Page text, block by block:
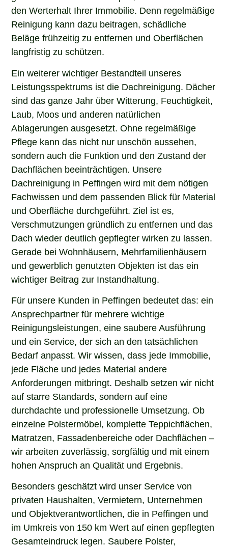
den Werterhalt Ihrer Immobilie. Denn regelmäßige
Reinigung kann dazu beitragen, schädliche
Beläge frühzeitig zu entfernen und Oberflächen
langfristig zu schützen.
Ein weiterer wichtiger Bestandteil unseres
Leistungsspektrums ist die Dachreinigung. Dächer
sind das ganze Jahr über Witterung, Feuchtigkeit,
Laub, Moos und anderen natürlichen
Ablagerungen ausgesetzt. Ohne regelmäßige
Pflege kann das nicht nur unschön aussehen,
sondern auch die Funktion und den Zustand der
Dachflächen beeinträchtigen. Unsere
Dachreinigung in Peffingen wird mit dem nötigen
Fachwissen und dem passenden Blick für Material
und Oberfläche durchgeführt. Ziel ist es,
Verschmutzungen gründlich zu entfernen und das
Dach wieder deutlich gepflegter wirken zu lassen.
Gerade bei Wohnhäusern, Mehrfamilienhäusern
und gewerblich genutzten Objekten ist das ein
wichtiger Beitrag zur Instandhaltung.
Für unsere Kunden in Peffingen bedeutet das: ein
Ansprechpartner für mehrere wichtige
Reinigungsleistungen, eine saubere Ausführung
und ein Service, der sich an den tatsächlichen
Bedarf anpasst. Wir wissen, dass jede Immobilie,
jede Fläche und jedes Material andere
Anforderungen mitbringt. Deshalb setzen wir nicht
auf starre Standards, sondern auf eine
durchdachte und professionelle Umsetzung. Ob
einzelne Polstermöbel, komplette Teppichflächen,
Matratzen, Fassadenbereiche oder Dachflächen –
wir arbeiten zuverlässig, sorgfältig und mit einem
hohen Anspruch an Qualität und Ergebnis.
Besonders geschätzt wird unser Service von
privaten Haushalten, Vermietern, Unternehmen
und Objektverantwortlichen, die in Peffingen und
im Umkreis von 150 km Wert auf einen gepflegten
Gesamteindruck legen. Saubere Polster,